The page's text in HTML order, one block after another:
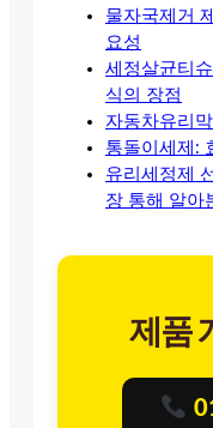
물자국제거
요성
세정살균티
식의 장점
자동차유리
통돌이세제:
유리세정제
장 통해 알아
제품